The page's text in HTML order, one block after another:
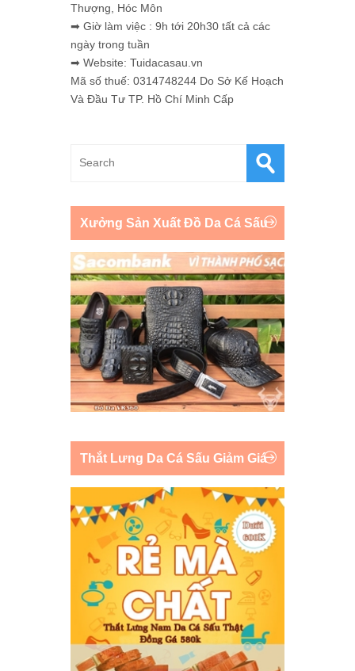
Thượng, Hóc Môn
➡ Giờ làm việc : 9h tới 20h30 tất cả các
ngày trong tuần
➡ Website: Tuidacasau.vn
Mã số thuế: 0314748244 Do Sở Kế Hoạch
Và Đầu Tư TP. Hồ Chí Minh Cấp
Xưởng Sản Xuất Đồ Da Cá Sấu
Thắt Lưng Da Cá Sấu Giảm Giá